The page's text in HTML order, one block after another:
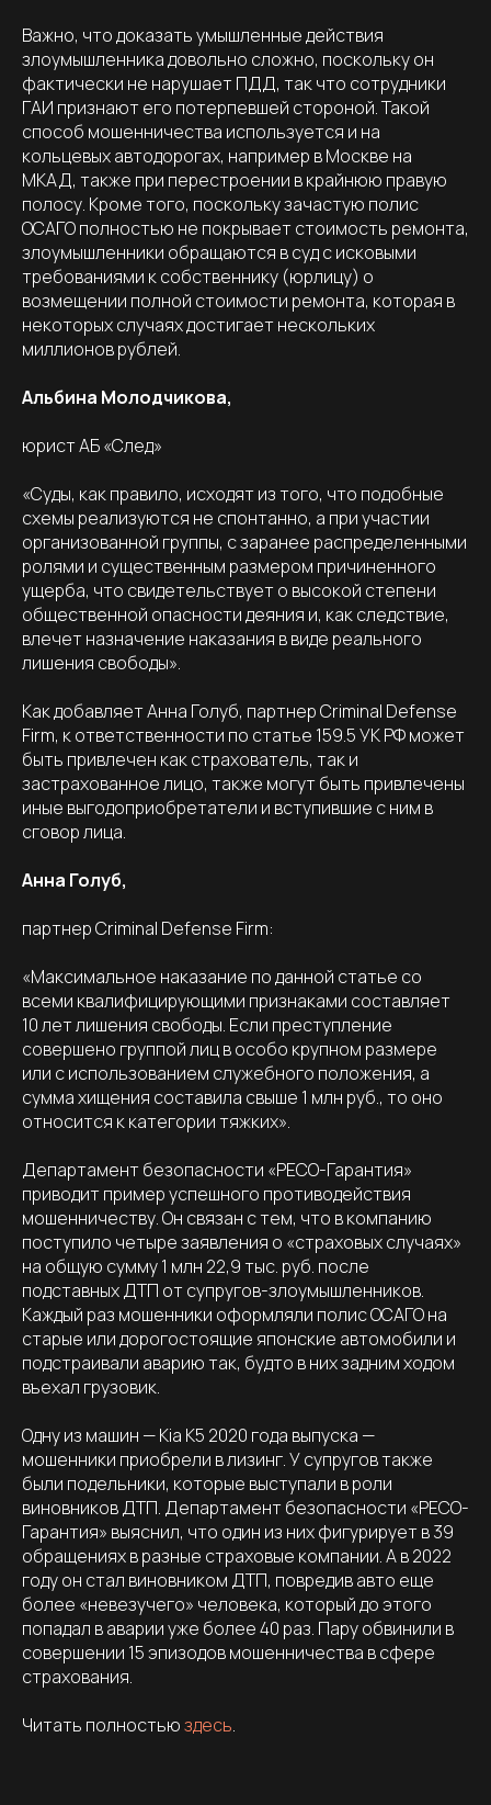
Важно, что доказать умышленные действия
злоумышленника довольно сложно, поскольку он
фактически не нарушает ПДД, так что сотрудники
ГАИ признают его потерпевшей стороной. Такой
способ мошенничества используется и на
кольцевых автодорогах, например в Москве на
МКАД, также при перестроении в крайнюю правую
полосу. Кроме того, поскольку зачастую полис
ОСАГО полностью не покрывает стоимость ремонта,
злоумышленники обращаются в суд с исковыми
требованиями к собственнику (юрлицу) о
возмещении полной стоимости ремонта, которая в
некоторых случаях достигает нескольких
миллионов рублей.
Альбина Молодчикова,
юрист АБ «След»
«Суды, как правило, исходят из того, что подобные
схемы реализуются не спонтанно, а при участии
организованной группы, с заранее распределенными
ролями и существенным размером причиненного
ущерба, что свидетельствует о высокой степени
общественной опасности деяния и, как следствие,
влечет назначение наказания в виде реального
лишения свободы».
Как добавляет Анна Голуб, партнер Criminal Defense
Firm, к ответственности по статье 159.5 УК РФ может
быть привлечен как страхователь, так и
застрахованное лицо, также могут быть привлечены
иные выгодоприобретатели и вступившие с ним в
сговор лица.
Анна Голуб,
партнер Criminal Defense Firm:
«Максимальное наказание по данной статье со
всеми квалифицирующими признаками составляет
10 лет лишения свободы. Если преступление
совершено группой лиц в особо крупном размере
или с использованием служебного положения, а
сумма хищения составила свыше 1 млн руб., то оно
относится к категории тяжких».
Департамент безопасности «РЕСО-Гарантия»
приводит пример успешного противодействия
мошенничеству. Он связан с тем, что в компанию
поступило четыре заявления о «страховых случаях»
на общую сумму 1 млн 22,9 тыс. руб. после
подставных ДТП от супругов-злоумышленников.
Каждый раз мошенники оформляли полис ОСАГО на
старые или дорогостоящие японские автомобили и
подстраивали аварию так, будто в них задним ходом
въехал грузовик.
Одну из машин — Kia K5 2020 года выпуска —
мошенники приобрели в лизинг. У супругов также
были подельники, которые выступали в роли
виновников ДТП. Департамент безопасности «РЕСО-
Гарантия» выяснил, что один из них фигурирует в 39
обращениях в разные страховые компании. А в 2022
году он стал виновником ДТП, повредив авто еще
более «невезучего» человека, который до этого
попадал в аварии уже более 40 раз. Пару обвинили в
совершении 15 эпизодов мошенничества в сфере
страхования.
Читать полностьюздесь.